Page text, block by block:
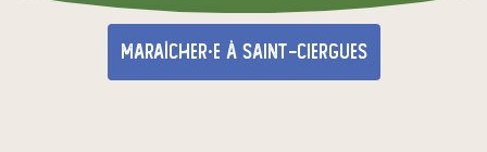
maraîcher·e à Saint-Ciergues